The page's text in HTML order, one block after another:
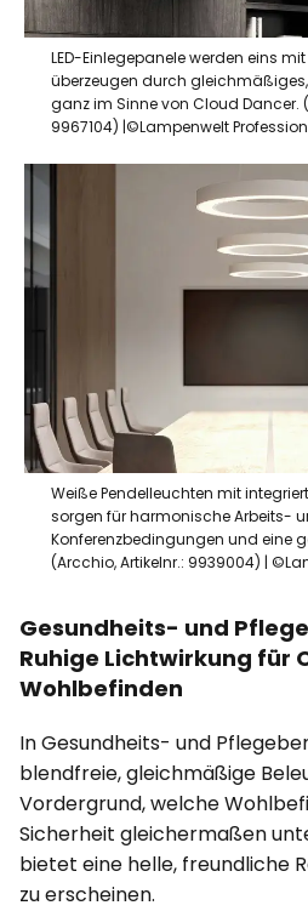
LED-Einlegepanele werden eins
überzeugen durch
ganz im Sinne von Cloud Dancer.
9967104) |©Lampenwelt
Weiße Pendelleuchten mit
sorgen für harmonische Arbeits-
Konferenzbedingungen und eine
(Arcchio, Artikelnr.: 9939004) |
Gesundheits- und
Ruhige Lichtwirkung für
Wohlbefinden
In Gesundheits- und
blendfreie, gleichmäßige
Vordergrund, welche
Sicherheit gleichermaßen
bietet eine helle, freundliche
zu erscheinen.